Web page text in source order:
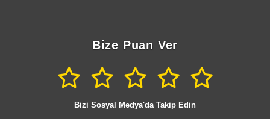
Bize Puan Ver
Bizi Sosyal Medya'da Takip Edin